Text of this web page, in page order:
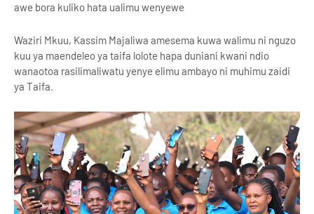
awe bora kuliko hata ualimu wenyewe
Waziri Mkuu, Kassim Majaliwa amesema kuwa walimu ni nguzo
kuu ya maendeleo ya taifa lolote hapa duniani kwani ndio
wanaotoa rasilimaliwatu yenye elimu ambayo ni muhimu zaidi
ya Taifa.